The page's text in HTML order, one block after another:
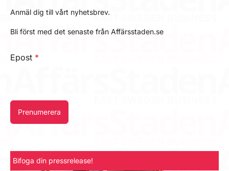
Anmäl dig till vårt nyhetsbrev.
Bli först med det senaste från Affärsstaden.se
Epost *
Prenumerera
Bifoga din pressrelease!